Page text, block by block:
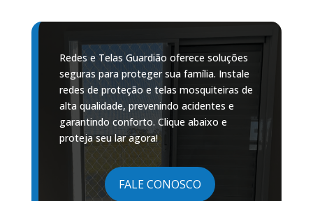
Redes e Telas Guardião oferece soluções
seguras para proteger sua família. Instale
redes de proteção e telas mosquiteiras de
alta qualidade, prevenindo acidentes e
garantindo conforto. Clique abaixo e
proteja seu lar agora!
FALE CONOSCO